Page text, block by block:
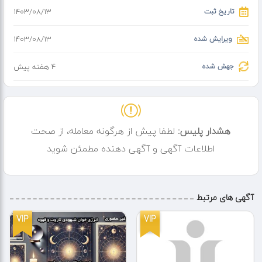
تاریخ ثبت ۱۴۰۳/۰۸/۱۳
ویرایش شده ۱۴۰۳/۰۸/۱۳
جهش شده 4 هفته پیش
هشدار پلیس: لطفا پیش از هرگونه معامله، از صحت
اطلاعات آگهی و آگهی دهنده مطمئن شوید
آگهی های مرتبط
VIP
VIP